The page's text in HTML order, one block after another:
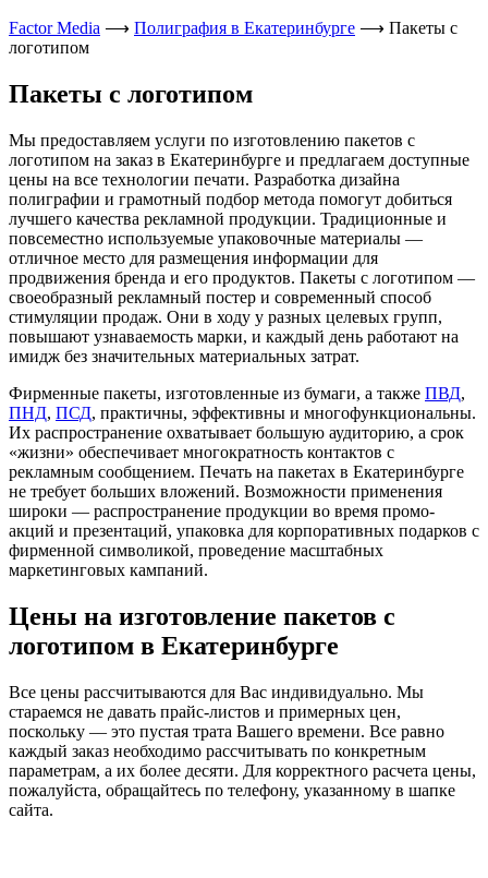
Factor Media ⟶ Полиграфия в Екатеринбурге ⟶ Пакеты с
логотипом
Пакеты с логотипом
Мы предоставляем услуги по изготовлению пакетов с
логотипом на заказ в Екатеринбурге и предлагаем доступные
цены на все технологии печати. Разработка дизайна
полиграфии и грамотный подбор метода помогут добиться
лучшего качества рекламной продукции. Традиционные и
повсеместно используемые упаковочные материалы —
отличное место для размещения информации для
продвижения бренда и его продуктов. Пакеты с логотипом —
своеобразный рекламный постер и современный способ
стимуляции продаж. Они в ходу у разных целевых групп,
повышают узнаваемость марки, и каждый день работают на
имидж без значительных материальных затрат.
Фирменные пакеты, изготовленные из бумаги, а также ПВД,
ПНД, ПСД, практичны, эффективны и многофункциональны.
Их распространение охватывает большую аудиторию, а срок
«жизни» обеспечивает многократность контактов с
рекламным сообщением. Печать на пакетах в Екатеринбурге
не требует больших вложений. Возможности применения
широки — распространение продукции во время промо-
акций и презентаций, упаковка для корпоративных подарков с
фирменной символикой, проведение масштабных
маркетинговых кампаний.
Цены на изготовление пакетов с
логотипом в Екатеринбурге
Все цены рассчитываются для Вас индивидуально. Мы
стараемся не давать прайс-листов и примерных цен,
поскольку — это пустая трата Вашего времени. Все равно
каждый заказ необходимо рассчитывать по конкретным
параметрам, а их более десяти. Для корректного расчета цены,
пожалуйста, обращайтесь по телефону, указанному в шапке
сайта.